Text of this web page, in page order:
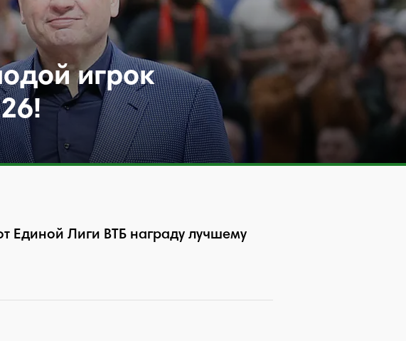
игрок
Единой Лиги ВТБ награду лучшему